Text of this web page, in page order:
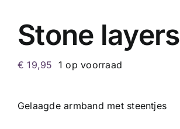
Stone layers
€ 19,95 1 op voorraad
Gelaagde armband met steentjes